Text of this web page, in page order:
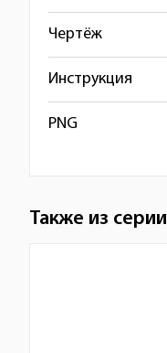
Чертёж
Инструкция
PNG
Также из серии